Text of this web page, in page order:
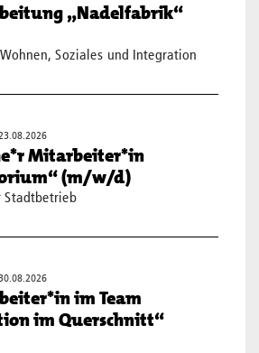
„Nadelfabrik“
Soziales und Integration
Mitarbeiter*in
(m/w/d)
Stadtbetrieb
im Team
im Querschnitt“